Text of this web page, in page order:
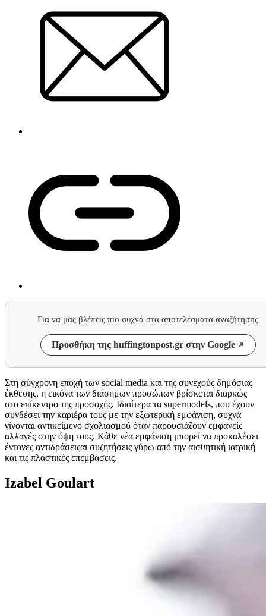
Για να μας βλέπεις πιο συχνά στα αποτελέσματα αναζήτησης
Προσθήκη της huffingtonpost.gr στην Google
Στη σύγχρονη εποχή των social media και της συνεχούς δημόσιας
έκθεσης, η εικόνα των διάσημων προσώπων βρίσκεται διαρκώς
στο επίκεντρο της προσοχής. Ιδιαίτερα τα supermodels, που έχουν
συνδέσει την καριέρα τους με την εξωτερική εμφάνιση, συχνά
γίνονται αντικείμενο σχολιασμού όταν παρουσιάζουν εμφανείς
αλλαγές στην όψη τους. Κάθε νέα εμφάνιση μπορεί να προκαλέσει
έντονες αντιδράσειςαι συζητήσεις γύρω από την αισθητική ιατρική
και τις πλαστικές επεμβάσεις.
Izabel Goulart